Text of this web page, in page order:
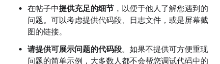
在帖子中提供充足的细节 ，以便于他人了解您遇到的
问题。可以考虑提供代码段、日志文件，或是屏幕截
图的链接。
请提供可展示问题的代码段。如果不提供可方便重现
问题的简单示例，大多数人都不会帮您调试代码中的